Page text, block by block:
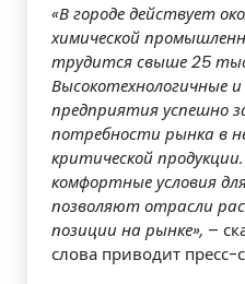
«В городе действует
химической
трудится свыше 25
Высокотехнологичные
предприятия успешно
потребности рынка в
критической
комфортные условия
позволяют отрасли
позиции на рынке», –
слова приводит